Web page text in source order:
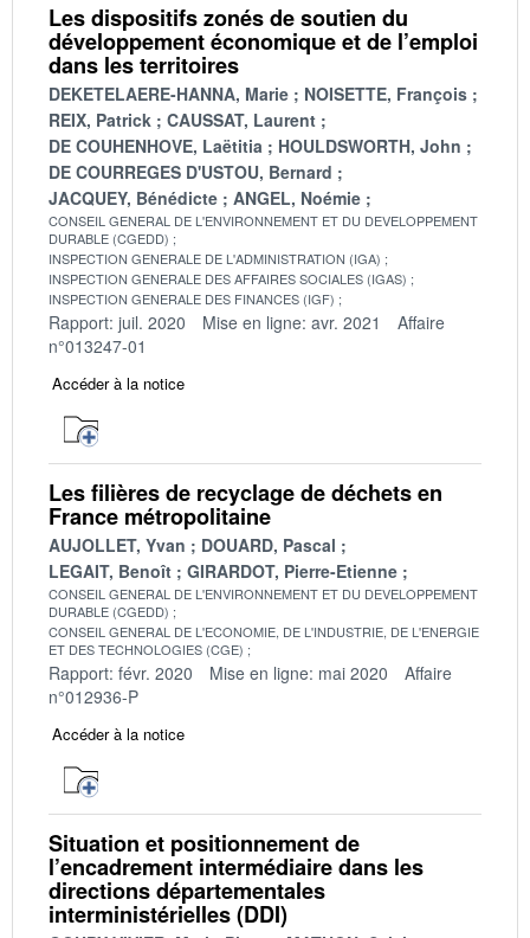
Les dispositifs zonés de soutien du
développement économique et de l’emploi
dans les territoires
DEKETELAERE-HANNA, Marie
NOISETTE, François
REIX, Patrick
CAUSSAT, Laurent
DE COUHENHOVE, Laëtitia
HOULDSWORTH, John
DE COURREGES D'USTOU, Bernard
JACQUEY, Bénédicte
ANGEL, Noémie
CONSEIL GENERAL DE L'ENVIRONNEMENT ET DU DEVELOPPEMENT
DURABLE (CGEDD)
INSPECTION GENERALE DE L'ADMINISTRATION (IGA)
INSPECTION GENERALE DES AFFAIRES SOCIALES (IGAS)
INSPECTION GENERALE DES FINANCES (IGF)
Rapport: juil. 2020 Mise en ligne: avr. 2021
Affaire
n°013247-01
Accéder à la notice
Les filières de recyclage de déchets en
France métropolitaine
AUJOLLET, Yvan
DOUARD, Pascal
LEGAIT, Benoît
GIRARDOT, Pierre-Etienne
CONSEIL GENERAL DE L'ENVIRONNEMENT ET DU DEVELOPPEMENT
DURABLE (CGEDD)
CONSEIL GENERAL DE L'ECONOMIE, DE L'INDUSTRIE, DE L'ENERGIE
ET DES TECHNOLOGIES (CGE)
Rapport: févr. 2020 Mise en ligne: mai 2020
Affaire
n°012936-P
Accéder à la notice
Situation et positionnement de
l’encadrement intermédiaire dans les
directions départementales
interministérielles (DDI)